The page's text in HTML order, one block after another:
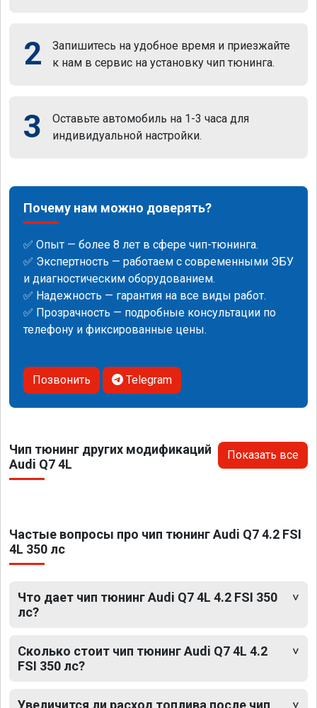
2
Запишитесь на удобное время и приезжайте
к нам в сервис на установку чип тюнинга.
3
Оставьте автомобиль на 1-3 часа для
индивидуальной настройки.
Почему нам можно доверять?
✅ Опыт — более 8 лет в сфере чип-тюнинга.
✅ Экспертность — работаем с современными ЭБУ
и диагностическим оборудованием.
✅ Надежность — гарантия на все виды работ.
✅ Прозрачность — подробные консультации по
телефону и фиксированные цены.
Позвонить Telegram
Чип тюнинг других модификаций
Audi Q7 4L
Показать все
Частые вопросы про чип тюнинг Audi Q7 4.2 FSI
4L 350 лс
Что дает чип тюнинг Audi Q7 4L 4.2 FSI 350
лс?
Сколько стоит чип тюнинг Audi Q7 4L 4.2
FSI 350 лс?
Увеличится ли расход топлива после чип